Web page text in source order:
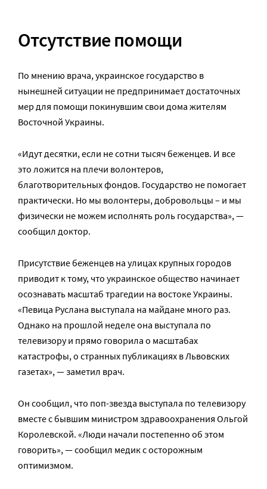
Отсутствие помощи
По мнению врача, украинское государство в
нынешней ситуации не предпринимает достаточных
мер для помощи покинувшим свои дома жителям
Восточной Украины.
«Идут десятки, если не сотни тысяч беженцев. И все
это ложится на плечи волонтеров,
благотворительных фондов. Государство не помогает
практически. Но мы волонтеры, добровольцы – и мы
физически не можем исполнять роль государства», —
сообщил доктор.
Присутствие беженцев на улицах крупных городов
приводит к тому, что украинское общество начинает
осознавать масштаб трагедии на востоке Украины.
«Певица Руслана выступала на майдане много раз.
Однако на прошлой неделе она выступала по
телевизору и прямо говорила о масштабах
катастрофы, о странных публикациях в Львовских
газетах», — заметил врач.
Он сообщил, что поп-звезда выступала по телевизору
вместе с бывшим министром здравоохранения Ольгой
Королевской. «Люди начали постепенно об этом
говорить», — сообщил медик с осторожным
оптимизмом.